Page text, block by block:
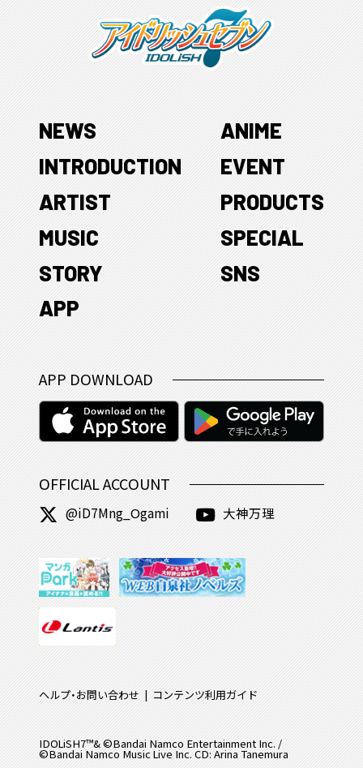
NEWS
INTRODUCTION
ARTIST
MUSIC
STORY
APP
ANIME
EVENT
PRODUCTS
SPECIAL
SNS
APP DOWNLOAD
OFFICIAL ACCOUNT
@iD7Mng_Ogami 大神万理
ヘルプ・お問い合わせ コンテンツ利用ガイド
IDOLiSH7™& ©Bandai Namco Entertainment Inc. /
©Bandai Namco Music Live Inc. CD: Arina Tanemura